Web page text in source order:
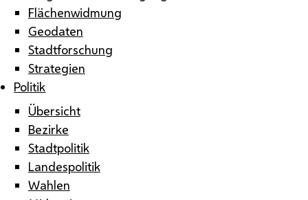
Flächenwidmung
Geodaten
Stadtforschung
Strategien
Politik
Übersicht
Bezirke
Stadtpolitik
Landespolitik
Wahlen